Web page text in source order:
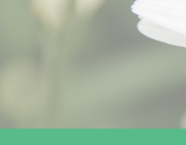
Skip to